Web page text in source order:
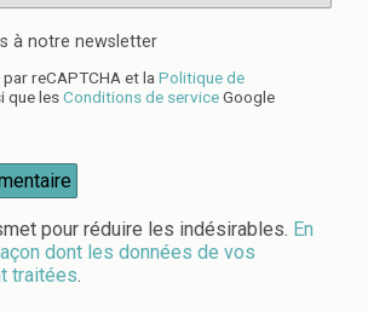
à notre newsletter
reCAPTCHA et laPolitique de
que lesConditions de serviceGoogle
pour réduire les indésirables. En
dont les données de vos
traitées.